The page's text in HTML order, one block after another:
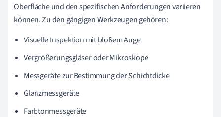
Oberfläche und den spezifischen Anforderungen variieren
können. Zu den gängigen Werkzeugen gehören:
Visuelle Inspektion mit bloßem Auge
Vergrößerungsgläser oder Mikroskope
Messgeräte zur Bestimmung der Schichtdicke
Glanzmessgeräte
Farbtonmessgeräte